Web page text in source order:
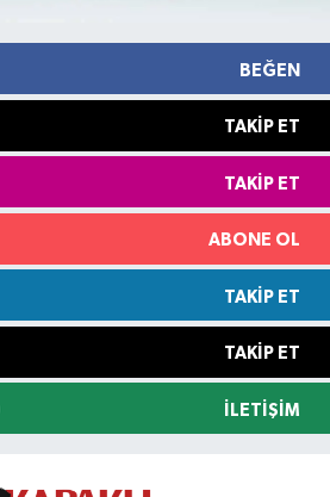
BEĞEN
TAKIP ET
TAKIP ET
ABONE OL
TAKIP ET
TAKIP ET
İLETIŞIM